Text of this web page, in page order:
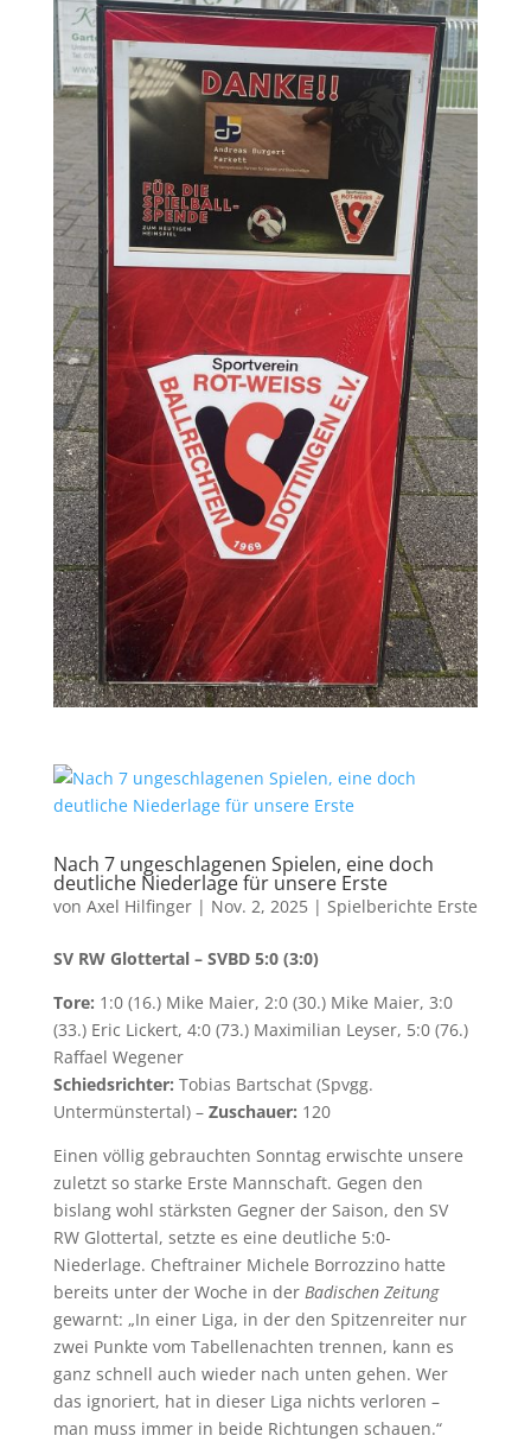
Nach 7 ungeschlagenen Spielen, eine doch
deutliche Niederlage für unsere Erste
von Axel Hilfinger| Nov. 2, 2025| Spielberichte Erste
SV RW Glottertal – SVBD 5:0 (3:0)
Tore: 1:0 (16.) Mike Maier, 2:0 (30.) Mike Maier, 3:0
(33.) Eric Lickert, 4:0 (73.) Maximilian Leyser, 5:0 (76.)
Raffael Wegener
Schiedsrichter: Tobias Bartschat (Spvgg.
Untermünstertal) – Zuschauer: 120
Einen völlig gebrauchten Sonntag erwischte unsere
zuletzt so starke Erste Mannschaft. Gegen den
bislang wohl stärksten Gegner der Saison, den SV
RW Glottertal, setzte es eine deutliche 5:0-
Niederlage. Cheftrainer Michele Borrozzino hatte
bereits unter der Woche in der Badischen Zeitung
gewarnt: „In einer Liga, in der den Spitzenreiter nur
zwei Punkte vom Tabellenachten trennen, kann es
ganz schnell auch wieder nach unten gehen. Wer
das ignoriert, hat in dieser Liga nichts verloren –
man muss immer in beide Richtungen schauen.“